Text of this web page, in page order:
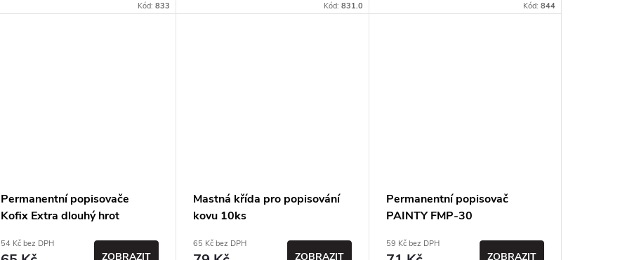
Kód:833 Kód: 831.0 Kód: 844
Permanentní popisovače
Kofix Extra dlouhý hrot
54 Kč bez DPH
ZOBRAZIT
Mastná křída pro popisování
kovu 10ks
65 Kč bez DPH
ZOBRAZIT
Permanentní popisovač
PAINTY FMP-30
59 Kč bez DPH
ZOBRAZIT